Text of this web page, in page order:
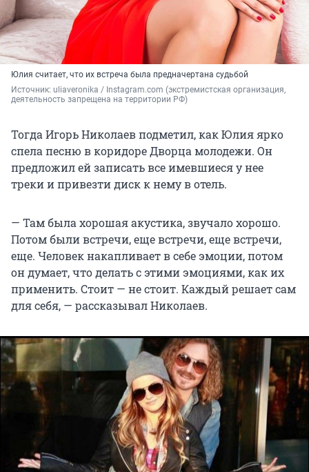
Юлия считает, что их встреча была предначертана судьбой
Источник: uliaveronika / Instagram.com (экстремистская организация,
деятельность запрещена на территории РФ)
Тогда Игорь Николаев подметил, как Юлия ярко
спела песню в коридоре Дворца молодежи. Он
предложил ей записать все имевшиеся у нее
треки и привезти диск к нему в отель.
— Там была хорошая акустика, звучало хорошо.
Потом были встречи, еще встречи, еще встречи,
еще. Человек накапливает в себе эмоции, потом
он думает, что делать с этими эмоциями, как их
применить. Стоит — не стоит. Каждый решает сам
для себя, — рассказывал Николаев.